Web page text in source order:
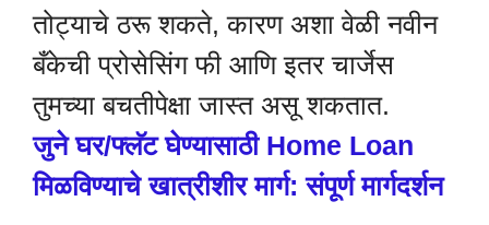
तोट्याचे ठरू शकते, कारण अशा वेळी नवीन
बँकेची प्रोसेसिंग फी आणि इतर चार्जेस
तुमच्या बचतीपेक्षा जास्त असू शकतात.
जुने घर/फ्लॅट घेण्यासाठी Home Loan
मिळविण्याचे खात्रीशीर मार्ग: संपूर्ण मार्गदर्शन